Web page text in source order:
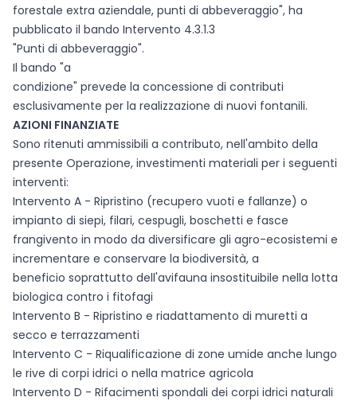
forestale extra aziendale, punti di abbeveraggio", ha
pubblicato il bando Intervento 4.3.1.3
"Punti di abbeveraggio".
Il bando "a
condizione" prevede la concessione di contributi
esclusivamente per la realizzazione di nuovi fontanili.
AZIONI FINANZIATE
Sono ritenuti ammissibili a contributo, nell'ambito della
presente Operazione, investimenti materiali per i seguenti
interventi:
Intervento A - Ripristino (recupero vuoti e fallanze) o
impianto di siepi, filari, cespugli, boschetti e fasce
frangivento in modo da diversificare gli agro-ecosistemi e
incrementare e conservare la biodiversità, a
beneficio soprattutto dell'avifauna insostituibile nella lotta
biologica contro i fitofagi
Intervento B - Ripristino e riadattamento di muretti a
secco e terrazzamenti
Intervento C - Riqualificazione di zone umide anche lungo
le rive di corpi idrici o nella matrice agricola
Intervento D - Rifacimenti spondali dei corpi idrici naturali